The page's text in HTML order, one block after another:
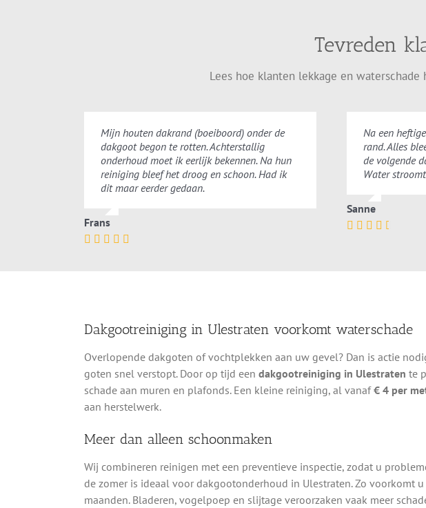
Tevreden
Lees hoe klanten lekkage en
Mijn houten dakrand (boeiboord) onder de
dakgoot begon te rotten. Achterstallig
onderhoud moet ik eerlijk bekennen. Na hun
reiniging bleef het droog en schoon. Had ik
dit maar eerder gedaan.
Frans
Na een
rand. Alles
de volgende
Water
Sanne
Dakgootreiniging in Ulestraten voorkomt waterschade
Overlopende dakgoten of vochtplekken aan uw gevel? Dan is actie
goten snel verstopt. Door op tijd een dakgootreiniging in Ulestraten te
schade aan muren en plafonds. Een kleine reiniging, al vanaf€ 4 per
aan herstelwerk.
Meer dan alleen schoonmaken
Wij combineren reinigen met een preventieve inspectie, zodat u
de zomer is ideaal voor dakgootonderhoud in Ulestraten. Zo voorkomt
maanden. Bladeren, vogelpoep en slijtage veroorzaken vaak meer